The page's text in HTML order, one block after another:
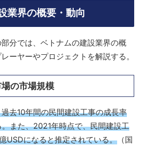
業界の概要・動向
分では、ベトナムの建設業界の概
ーヤーやプロジェクトを解説する。
の市場規模
去10年間の民間建設工事の成長率
また、2021年時点で、民間建設工
USDになると推定されている。 （国